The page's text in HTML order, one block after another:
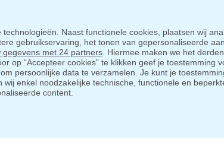
Naast functionele cookies, plaatsen wij
gebruikservaring, het tonen van gepersonaliseerde
gegevens met 24 partners. Hiermee maken we het
op “Accepteer cookies” te klikken geef je toestemming
persoonlijke data te verzamelen. Je kunt je
wij enkel noodzakelijke technische, functionele en
content.